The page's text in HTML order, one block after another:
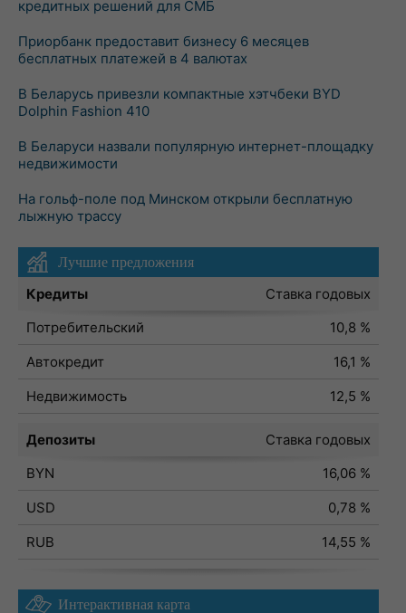
кредитных решений для СМБ
Приорбанк предоставит бизнесу 6 месяцев
бесплатных платежей в 4 валютах
В Беларусь привезли компактные хэтчбеки BYD
Dolphin Fashion 410
В Беларуси назвали популярную интернет-площадку
недвижимости
На гольф-поле под Минском открыли бесплатную
лыжную трассу
Лучшие предложения
Кредиты
Ставка годовых
Потребительский
10,8 %
Автокредит
16,1 %
Недвижимость
12,5 %
Депозиты
Ставка годовых
BYN
16,06 %
USD
0,78 %
RUB
14,55 %
Интерактивная карта